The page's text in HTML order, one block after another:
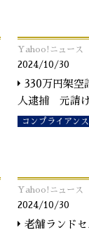
Yahoo!ニュース
2024/10/30
330万円架空
人逮捕 元請
コンプライアン
Yahoo!ニュース
2024/10/30
老舗ランド